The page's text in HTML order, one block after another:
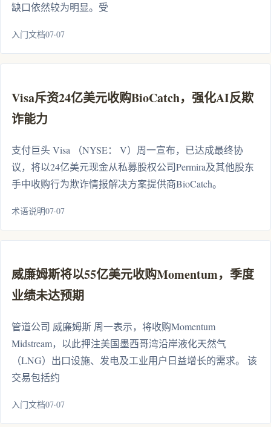
缺口依然较为明显。受
入门文档07·07
Visa斥资24亿美元收购BioCatch，强化AI反欺
诈能力
支付巨头 Visa （NYSE： V）周一宣布，已达成最终协
议，将以24亿美元现金从私募股权公司Permira及其他股东
手中收购行为欺诈情报解决方案提供商BioCatch。
术语说明07·07
威廉姆斯将以55亿美元收购Momentum，季度
业绩未达预期
管道公司 威廉姆斯 周一表示，将收购Momentum
Midstream，以此押注美国墨西哥湾沿岸液化天然气
（LNG）出口设施、发电及工业用户日益增长的需求。 该
交易包括约
入门文档07·07